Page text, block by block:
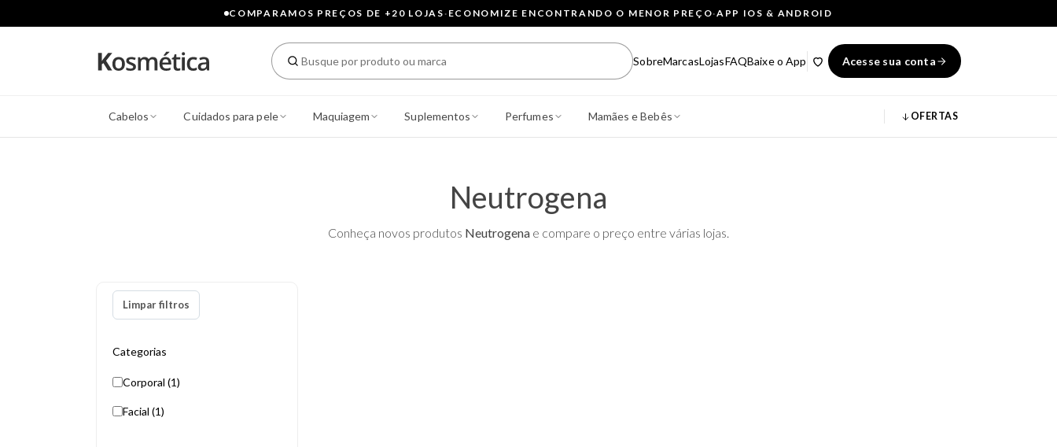
COMPARAMOS PREÇOS DE +20 LOJAS· ECONOMIZE ENCONTRANDO O MENOR PREÇO·APP IOS & ANDROID
SobreMarcasLojasFAQBaixe o App Acesse sua conta
Cabelos Cuidados para pele Maquiagem Suplementos Perfumes Mamães e Bebês OFERTAS
Neutrogena
Conheça novos produtos Neutrogena e compare o preço entre várias lojas.
Limpar filtros
Categorias
Corporal (1)
Facial (1)